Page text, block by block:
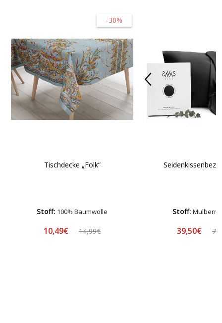
-30%
Tischdecke „Folk“
Stoff: 100% Baumwolle
10,49€ 14,99€
Stoff: Mulberry
39,50€